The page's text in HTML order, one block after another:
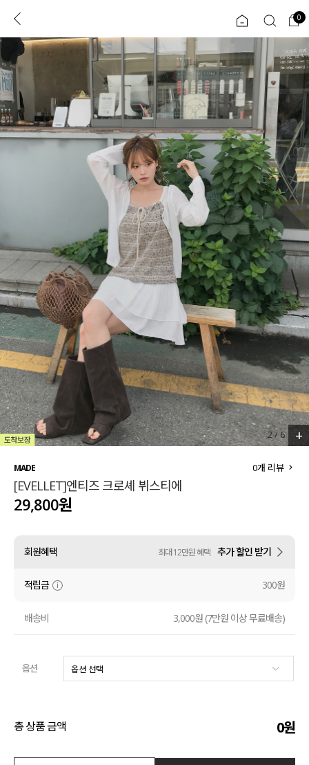
로그인 0
ENG
TW
JP
콘텐츠 리뷰 & 혜택 플러스핏 회원혜택 입
CATEGORY COMMUNITY
신상 5%
베스트
MADE
세트할인 ~30%
하객룩
살안타템
110사이즈
티셔츠
셔츠
원피스
니트
ALL
익스클루시브
아우터
티셔츠
니트
블라우스
원피스
팬츠
스커트
언더웨어
0
2/6 +
MADE
[EVELLET]엔티즈 크로셰 뷔스티에
0개 리뷰
29,800원
회원혜택 최대 12만원 혜택 추가 할인 받기
적립금 300원
배송비 3,000원 (7만원 이상 무료배송)
옵션
총 상품 금액 0원